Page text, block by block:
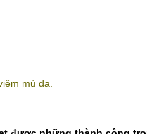
viêm mủ da.